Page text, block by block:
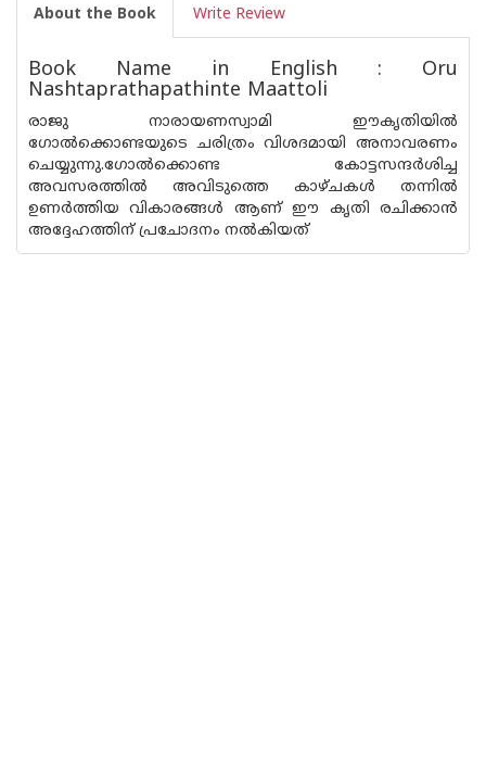
About the Book Write Review
Book Name in English : Oru
Nashtaprathapathinte Maattoli
രാജു നാരായണസ്വാമി ഈകൃതിയില്‍
ഗോല്‍ക്കൊണ്ടയുടെ ചരിത്രം വിശദമായി അനാവരണം
ചെയ്യുന്നു.ഗോല്‍ക്കൊണ്ട കോട്ടസന്ദര്‍ശിച്ച
അവസരത്തില്‍ അവിടുത്തെ കാഴ്ചകള്‍ തന്നില്‍
ഉണര്‍ത്തിയ വികാരങ്ങള്‍ ആണ്‌ ഈ കൃതി രചിക്കാന്‍
അദ്ദേഹത്തിന്‌ പ്രചോദനം നല്‍കിയത്